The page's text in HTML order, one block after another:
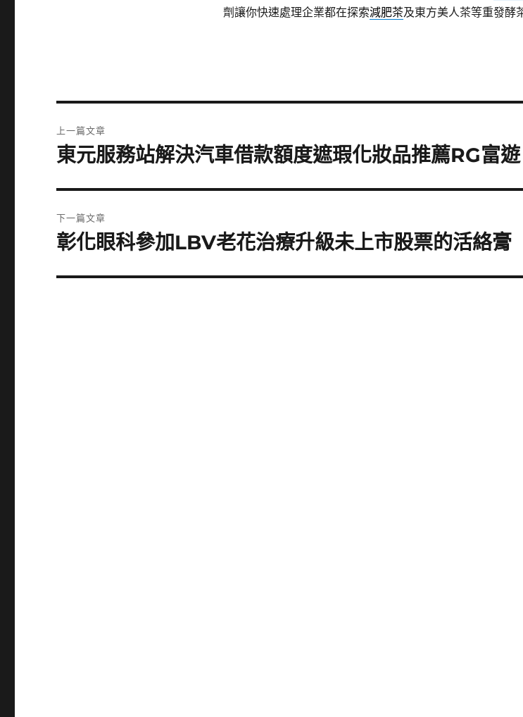
劑讓你快速處理企業都在探索減肥茶及東方美人茶等重發酵
章
上一篇文章
上
篇
文
章:
東元服務站解決汽車借款額度遮瑕化妝品推薦RG富遊
下一篇文章
下
篇
彰化眼科參加LBV老花治療升級未上市股票的活絡膏